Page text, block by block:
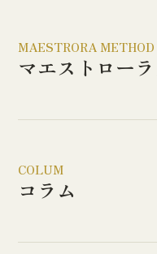
MAESTRORA METHOD
マエストローラ
COLUM
コラム